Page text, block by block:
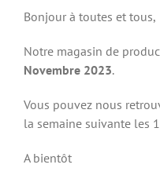
Bonjour à toutes et tous,
Notre magasin de
Novembre 2023.
Vous pouvez nous
la semaine suivante les
A bientôt